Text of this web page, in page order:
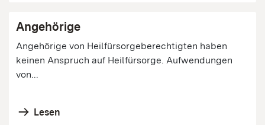
Angehörige
Angehörige von Heilfürsorgeberechtigten haben
keinen Anspruch auf Heilfürsorge. Aufwendungen
von...
Lesen